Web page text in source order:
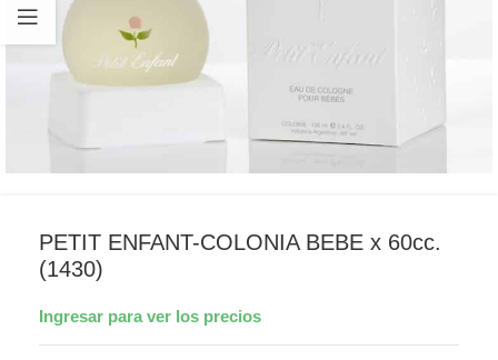
PETIT ENFANT-COLONIA BEBE x 60cc.
(1430)
Ingresar para ver los precios